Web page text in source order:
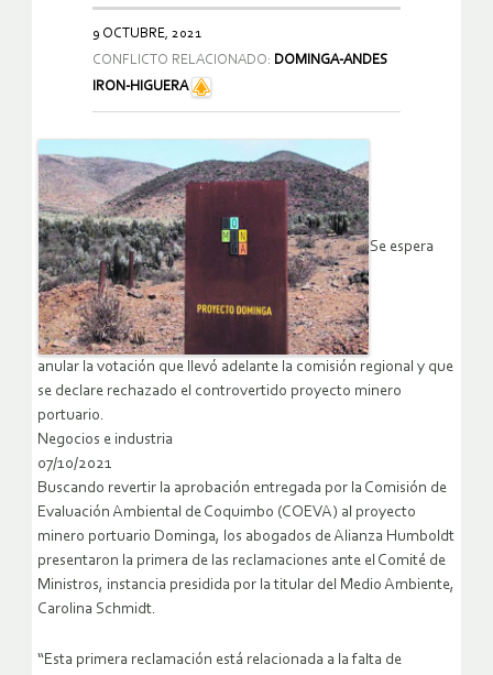
9 OCTUBRE, 2021
CONFLICTO RELACIONADO: DOMINGA-ANDES
IRON-HIGUERA
Se espera
anular la votación que llevó adelante la comisión regional y que
se declare rechazado el controvertido proyecto minero
portuario.
Negocios e industria
07/10/2021
Buscando revertir la aprobación entregada por la Comisión de
Evaluación Ambiental de Coquimbo (COEVA) al proyecto
minero portuario Dominga, los abogados de Alianza Humboldt
presentaron la primera de las reclamaciones ante el Comité de
Ministros, instancia presidida por la titular del Medio Ambiente,
Carolina Schmidt.
“Esta primera reclamación está relacionada a la falta de